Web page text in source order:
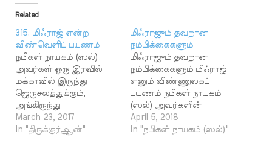
Related
315. மிஃராஜ் என்ற
விண்வெளிப் பயணம்
நபிகள் நாயகம் (ஸல்)
அவர்கள் ஒரு இரவில்
மக்காவில் இருந்து
ஜெருசலத்துக்கும்,
அங்கிருந்து
விண்ணுலகத்திற்கும்
அழைத்துச்
March 23, 2017
In "திருக்குர்ஆன்"
மிஃராஜும் தவறான
நம்பிக்கைகளும்
மிஃராஜும் தவறான
நம்பிக்கைகளும் மிஃராஜ்
எனும் விண்ணுலகப்
பயணம் நபிகள் நாயகம்
(ஸல்) அவர்களின்
வாழ்வில் நடந்த மிகப்
பெரிய அற்புதமாகும்.
April 5, 2018
In "நபிகள் நாயகம் (ஸல்)"